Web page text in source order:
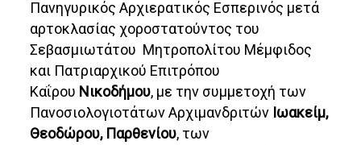
Πανηγυρικός Αρχιερατικός Εσπερινός μετά
αρτοκλασίας χοροστατούντος του
Σεβασμιωτάτου Μητροπολίτου Μέμφιδος
και Πατριαρχικού Επιτρόπου
Καΐρου Νικοδήμου, με την συμμετοχή των
Πανοσιολογιoτάτων Αρχιμανδριτών Ιωακείμ,
Θεοδώρου, Παρθενίου, των